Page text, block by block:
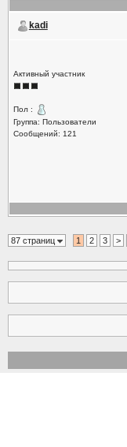
kadi
Активный участник
Пол :
Группа: Пользователи
Сообщений: 121
87 страниц 1 2 3 >